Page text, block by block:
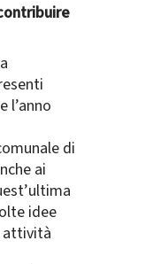
l’anno
di
ai
idee
attività